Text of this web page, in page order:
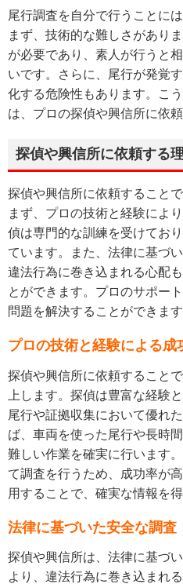
尾行調査を自分で行うことに
まず、技術的な難しさがあり
が必要であり、素人が行うと
いです。さらに、尾行が発覚
化する危険性もあります。こ
は、プロの探偵や興信所に依
探偵や興信所に依頼する
探偵や興信所に依頼すること
まず、プロの技術と経験によ
偵は専門的な訓練を受けてお
ています。また、法律に基づ
違法行為に巻き込まれる心配
とができます。プロのサポー
問題を解決することができます
プロの技術と経験による成
探偵や興信所に依頼すること
上します。探偵は豊富な経験
尾行や証拠収集において優れ
ば、車両を使った尾行や長時
難しい作業を確実に行います
て調査を行うため、成功率が
用することで、確実な情報を
法律に基づいた安全な調査
探偵や興信所は、法律に基づ
より、違法行為に巻き込まれ